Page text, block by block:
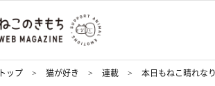
トップ 猫が好き 連載 本日もねこ晴れなり